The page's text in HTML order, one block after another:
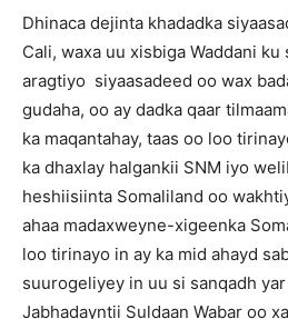
Dhinaca dejinta khadadka
Cali, waxa uu xisbiga Waddani
aragtiyo siyaasadeed oo wax
gudaha, oo ay dadka qaar
ka maqantahay, taas oo loo
ka dhaxlay halgankii SNM iyo
heshiisiinta Somaliland oo
ahaa madaxweyne-xigeenka
loo tirinayo in ay ka mid ahayd
suurogeliyey in uu si sanqadh
Jabhadayntii Suldaan Wabar oo